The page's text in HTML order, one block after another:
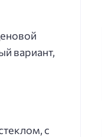
вариант,
с